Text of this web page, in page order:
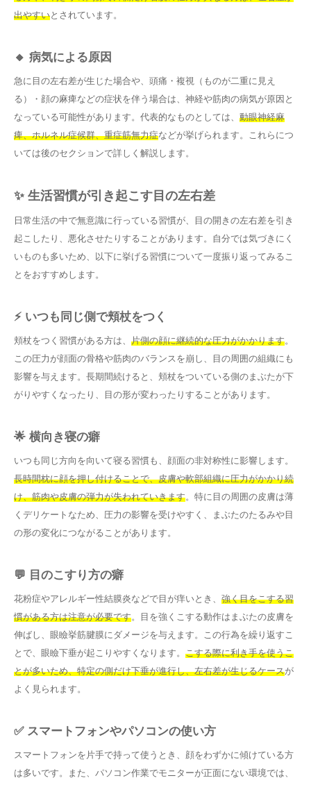
出やすいとされています。
🔸 病気による原因
急に目の左右差が生じた場合や、頭痛・複視（ものが二重に見え
る）・顔の麻痺などの症状を伴う場合は、神経や筋肉の病気が原因と
なっている可能性があります。代表的なものとしては、 動眼神経麻
痺、ホルネル症候群、重症筋無力症などが挙げられます。これらにつ
いては後のセクションで詳しく解説します。
✨ 生活習慣が引き起こす目の左右差
日常生活の中で無意識に行っている習慣が、目の開きの左右差を引き
起こしたり、悪化させたりすることがあります。自分では気づきにく
いものも多いため、以下に挙げる習慣について一度振り返ってみるこ
とをおすすめします。
⚡ いつも同じ側で頬杖をつく
頬杖をつく習慣がある方は、 片側の顔に継続的な圧力がかかります。
この圧力が顔面の骨格や筋肉のバランスを崩し、目の周囲の組織にも
影響を与えます。長期間続けると、頬杖をついている側のまぶたが下
がりやすくなったり、目の形が変わったりすることがあります。
🌟 横向き寝の癖
いつも同じ方向を向いて寝る習慣も、顔面の非対称性に影響します。
長時間枕に顔を押し付けることで、皮膚や軟部組織に圧力がかかり続
け、筋肉や皮膚の弾力が失われていきます。特に目の周囲の皮膚は薄
くデリケートなため、圧力の影響を受けやすく、まぶたのたるみや目
の形の変化につながることがあります。
💬 目のこすり方の癖
花粉症やアレルギー性結膜炎などで目が痒いとき、 強く目をこする習
慣がある方は注意が必要です。目を強くこする動作はまぶたの皮膚を
伸ばし、眼瞼挙筋腱膜にダメージを与えます。この行為を繰り返すこ
とで、眼瞼下垂が起こりやすくなります。 こする際に利き手を使うこ
とが多いため、特定の側だけ下垂が進行し、左右差が生じるケースが
よく見られます。
✅ スマートフォンやパソコンの使い方
スマートフォンを片手で持って使うとき、顔をわずかに傾けている方
は多いです。また、パソコン作業でモニターが正面にない環境では、